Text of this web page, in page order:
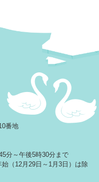
番地
分～午後5時30分まで
始（12月29日～1月3日）は除